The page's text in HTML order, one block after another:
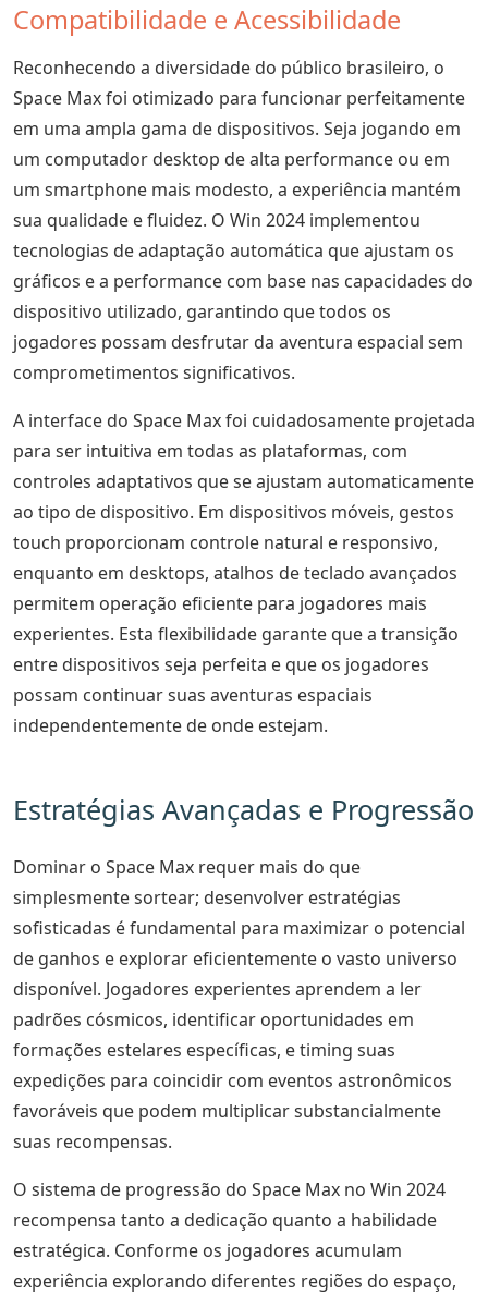
Compatibilidade e Acessibilidade
Reconhecendo a diversidade do público brasileiro, o
Space Max foi otimizado para funcionar perfeitamente
em uma ampla gama de dispositivos. Seja jogando em
um computador desktop de alta performance ou em
um smartphone mais modesto, a experiência mantém
sua qualidade e fluidez. O Win 2024 implementou
tecnologias de adaptação automática que ajustam os
gráficos e a performance com base nas capacidades do
dispositivo utilizado, garantindo que todos os
jogadores possam desfrutar da aventura espacial sem
comprometimentos significativos.
A interface do Space Max foi cuidadosamente projetada
para ser intuitiva em todas as plataformas, com
controles adaptativos que se ajustam automaticamente
ao tipo de dispositivo. Em dispositivos móveis, gestos
touch proporcionam controle natural e responsivo,
enquanto em desktops, atalhos de teclado avançados
permitem operação eficiente para jogadores mais
experientes. Esta flexibilidade garante que a transição
entre dispositivos seja perfeita e que os jogadores
possam continuar suas aventuras espaciais
independentemente de onde estejam.
Estratégias Avançadas e Progressão
Dominar o Space Max requer mais do que
simplesmente sortear; desenvolver estratégias
sofisticadas é fundamental para maximizar o potencial
de ganhos e explorar eficientemente o vasto universo
disponível. Jogadores experientes aprendem a ler
padrões cósmicos, identificar oportunidades em
formações estelares específicas, e timing suas
expedições para coincidir com eventos astronômicos
favoráveis que podem multiplicar substancialmente
suas recompensas.
O sistema de progressão do Space Max no Win 2024
recompensa tanto a dedicação quanto a habilidade
estratégica. Conforme os jogadores acumulam
experiência explorando diferentes regiões do espaço,